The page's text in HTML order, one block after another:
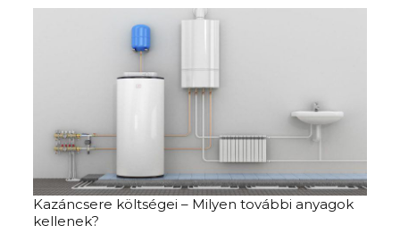
Kazáncsere költségei – Milyen további anyagok
kellenek?